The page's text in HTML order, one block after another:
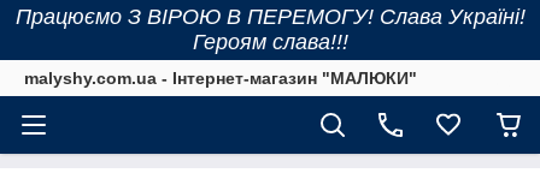
Працюємо З ВІРОЮ В ПЕРЕМОГУ! Слава Україні!
Героям слава!!!
malyshy.com.ua - Інтернет-магазин "МАЛЮКИ"